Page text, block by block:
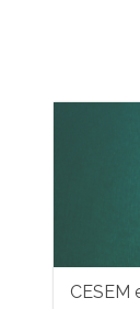
CESEM